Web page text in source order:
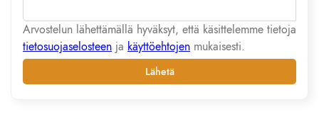
Arvostelun lähettämällä hyväksyt, että käsittelemme tietoja
tietosuojaselosteen ja käyttöehtojen mukaisesti.
Lähetä